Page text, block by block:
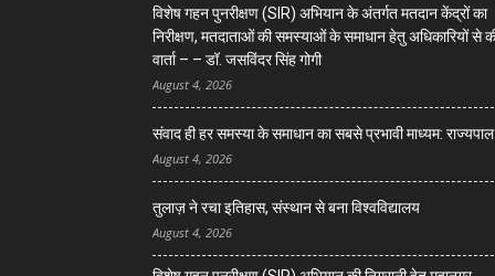
विशेष गहन पुनरीक्षण (SIR) अभियान के अंतर्गत मतदान केंद्रों का
निरीक्षण, मतदाताओं की समस्याओं के समाधान हेतु अधिकारियों से
वार्ता – – डॉ. जसविंदर सिंह गोगी
August 4, 2026
संवाद ही हर समस्या के समाधान का सबसे प्रभावी माध्यम: राज्यपाल
August 4, 2026
तुलाज़ ने रचा इतिहास, संस्थान से बना विश्वविद्यालय
August 4, 2026